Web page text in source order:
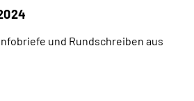
und Rundschreiben aus